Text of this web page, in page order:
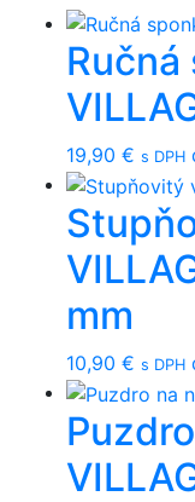
Ručná
19,90 € s DPH
mm
10,90 € s DPH